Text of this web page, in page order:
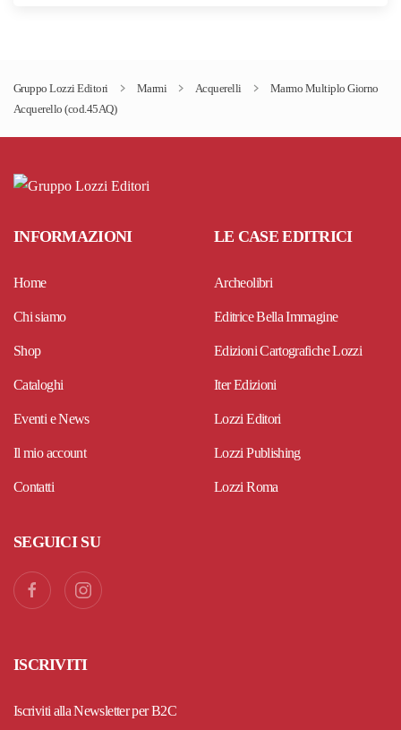
Gruppo Lozzi Editori Marmi Acquerelli
Marmo Multiplo Giorno
Acquerello (cod.45AQ)
INFORMAZIONI
Home
Chi siamo
Shop
Cataloghi
Eventi e News
Il mio account
Contatti
LE CASE EDITRICI
Archeolibri
Editrice Bella Immagine
Edizioni Cartografiche Lozzi
Iter Edizioni
Lozzi Editori
Lozzi Publishing
Lozzi Roma
SEGUICI SU
ISCRIVITI
Iscriviti alla Newsletter per B2C